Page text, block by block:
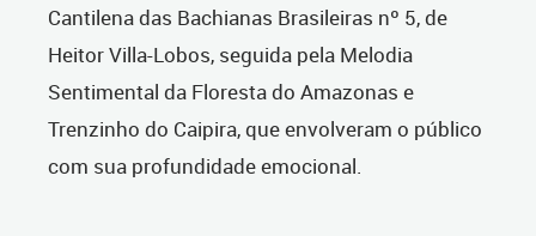
Cantilena das Bachianas Brasileiras nº 5, de
Heitor Villa-Lobos, seguida pela Melodia
Sentimental da Floresta do Amazonas e
Trenzinho do Caipira, que envolveram o público
com sua profundidade emocional.